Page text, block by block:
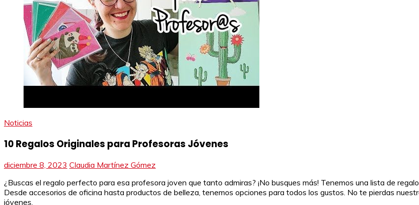
Noticias
10 Regalos Originales para Profesoras Jóvenes
diciembre 8, 2023 Claudia Martínez Gómez
¿Buscas el regalo perfecto para esa profesora joven que tanto admiras? ¡No busques más! Tenemos una lista de
Desde accesorios de oficina hasta productos de belleza, tenemos opciones para todos los gustos. No te pierdas
jóvenes.